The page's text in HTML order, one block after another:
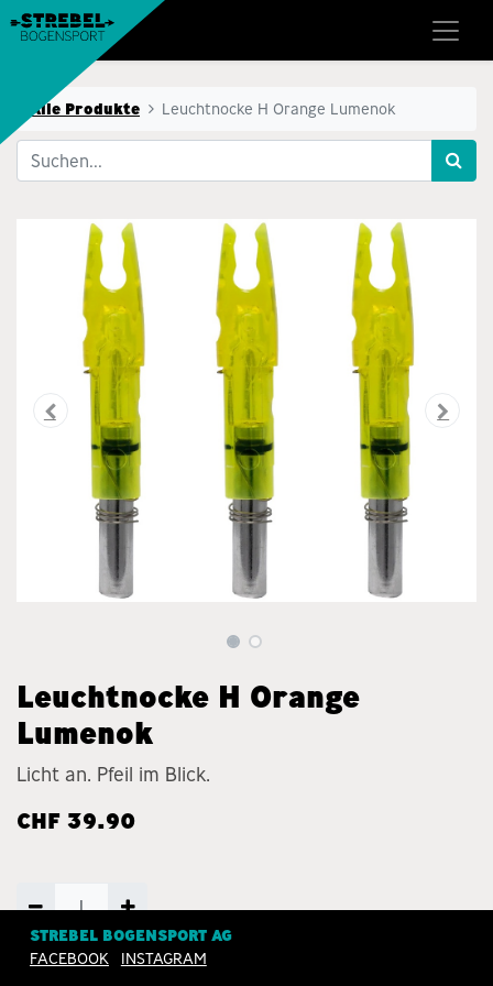
Alle Produkte Leuchtnocke H Orange Lumenok
Leuchtnocke H Orange
Lumenok
Licht an. Pfeil im Blick.
CHF 39.90
ZUM WARENKORB
STREBEL BOGENSPORT AG
FACEBOOK
INSTAGRAM